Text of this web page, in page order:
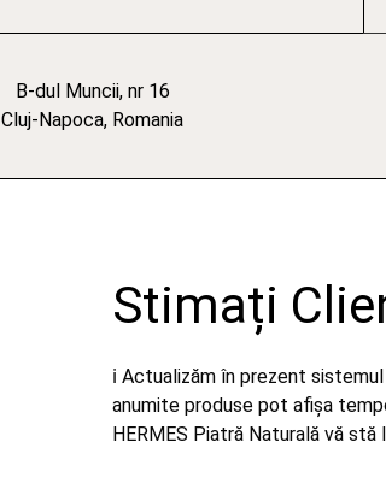
B-dul Muncii, nr 16
Cluj-Napoca, Romania
Stimați
ℹ️ Actualizăm în prezent
anumite produse pot afișa
HERMES Piatră Naturală vă stă